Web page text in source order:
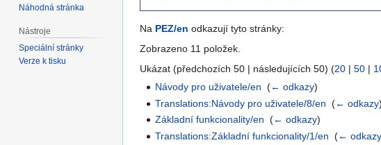
Na PEZ/en odkazují tyto stránky:
Zobrazeno 11 položek.
Ukázat (předchozích 50 | následujících 50) (20 | 50 |
Návody pro uživatele/en ‎(← odkazy)
Translations:Návody pro uživatele/8/en ‎(← odkazy)
Základní funkcionality/en ‎(← odkazy)
Translations:Základní funkcionality/1/en ‎(←
Náhodná stránka
Nástroje
Speciální stránky
Verze k tisku